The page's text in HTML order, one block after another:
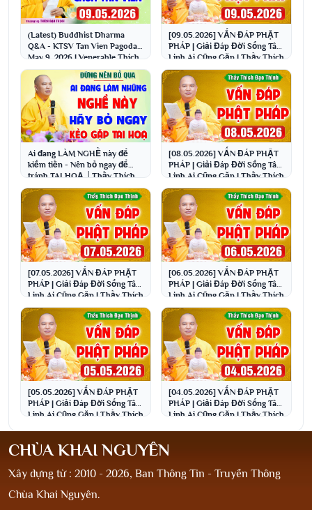
(Latest) Buddhist Dharma
Q&A - KTSV Tan Vien Pagoda,
May 9, 2026 | Venerable Thich
Dao Thinh
[09.05.2026] VẤN ĐÁP PHẬT
PHÁP | Giải Đáp Đời Sống Tâm
Linh Ai Cũng Gặp | Thầy Thích
Đạo Thịnh
Ai đang LÀM NGHỀ này để
kiếm tiền - Nên bỏ ngay để
tránh TAI HOẠ │Thầy Thích
Đạo Thịnh
[08.05.2026] VẤN ĐÁP PHẬT
PHÁP | Giải Đáp Đời Sống Tâm
Linh Ai Cũng Gặp | Thầy Thích
Đạo Thịnh
[07.05.2026] VẤN ĐÁP PHẬT
PHÁP | Giải Đáp Đời Sống Tâm
Linh Ai Cũng Gặp | Thầy Thích
Đạo Thịnh
[06.05.2026] VẤN ĐÁP PHẬT
PHÁP | Giải Đáp Đời Sống Tâm
Linh Ai Cũng Gặp | Thầy Thích
Đạo Thịnh
[05.05.2026] VẤN ĐÁP PHẬT
PHÁP | Giải Đáp Đời Sống Tâm
Linh Ai Cũng Gặp | Thầy Thích
[04.05.2026] VẤN ĐÁP PHẬT
PHÁP | Giải Đáp Đời Sống Tâm
Linh Ai Cũng Gặp | Thầy Thích
CHÙA KHAI NGUYÊN
Xây dựng từ : 2010 - 2026, Ban Thông Tin - Truyền Thông
Chùa Khai Nguyên.